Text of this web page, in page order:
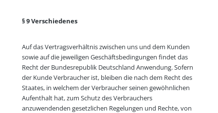
§ 9 Verschiedenes
Auf das Vertragsverhältnis zwischen uns und dem Kunden
sowie auf die jeweiligen Geschäftsbedingungen findet das
Recht der Bundesrepublik Deutschland Anwendung. Sofern
der Kunde Verbraucher ist, bleiben die nach dem Recht des
Staates, in welchem der Verbraucher seinen gewöhnlichen
Aufenthalt hat, zum Schutz des Verbrauchers
anzuwendenden gesetzlichen Regelungen und Rechte, von